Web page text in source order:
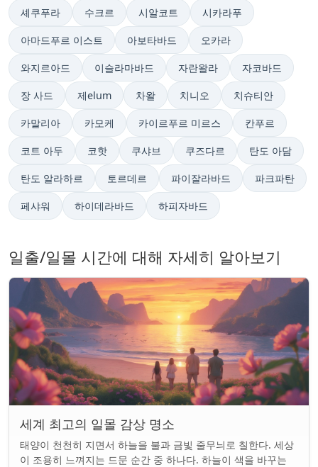
셰쿠푸라 수크르 시알코트 시카라푸
아마드푸르 이스트 아보타바드 오카라
와지르아드 이슬라마바드 자란왈라 자코바드
장 사드 제elum 차왈 치니오 치슈티안
카말리아 카모케 카이르푸르 미르스 칸푸르
코트 아두 코핫 쿠샤브 쿠즈다르 탄도 아담
탄도 알라하르 토르데르 파이잘라바드 파크파탄
페샤워 하이데라바드 하피자바드
일출/일몰 시간에 대해 자세히 알아보기
세계 최고의 일몰 감상 명소
태양이 천천히 지면서 하늘을 불과 금빛 줄무늬로 칠한다. 세상
이 조용히 느껴지는 드문 순간 중 하나다. 하늘이 색을 바꾸는